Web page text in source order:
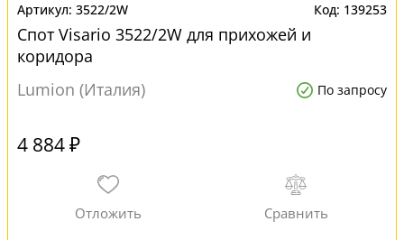
3522/2W 139253
Спот Visario 3522/2W для прихожей и
коридора
Lumion (Италия)
По запросу
4 884 ₽